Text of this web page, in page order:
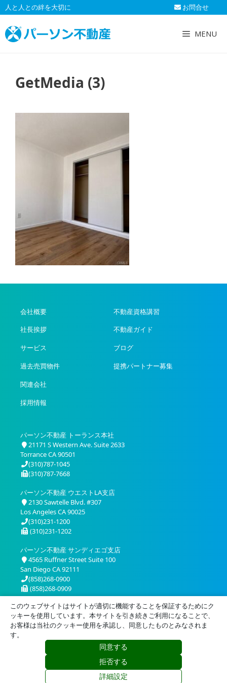
コ
ン
テ
ン
人と人との絆を大切に お問合せ
MENU
GetMedia (3)
会社概要
社長挨拶
サービス
過去売買物件
関連会社
採用情報
不動産資格講習
不動産ガイド
ブログ
提携パートナー募集
パーソン不動産 トーランス本社
21171 S Western Ave. Suite 2633
Torrance CA 90501
(310)787-1045
(310)787-7668
パーソン不動産 ウエストLA支店
2130 Sawtelle Blvd. #307
Los Angeles CA 90025
(310)231-1200
(310)231-1202
パーソン不動産 サンディエゴ支店
4565 Ruffner Street Suite 100
San Diego CA 92111
(858)268-0900
(858)268-0909
© 2026 Person Realty, Inc. All Rights Reserved.
このウェブサイトはサイトが適切に機能することを保証するためにク
ッキーを使用しています。本サイトを引き続きご利用になることで、
お客様は当社のクッキー使用を承認し、同意したものとみなされま
す。
同意する
拒否する
詳細設定